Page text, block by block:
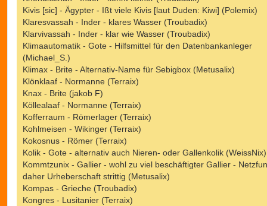
Kivis [sic] - Ägypter - Ißt viele Kivis [laut Duden: Kiwi] (Polemix)
Klaresvassah - Inder - klares Wasser (Troubadix)
Klarvivassah - Inder - klar wie Wasser (Troubadix)
Klimaautomatik - Gote - Hilfsmittel für den Datenbankanleger
(Michael_S.)
Klimax - Brite - Alternativ-Name für Sebigbox (Metusalix)
Klönklaaf - Normanne (Terraix)
Knax - Brite (jakob F)
Köllealaaf - Normanne (Terraix)
Kofferraum - Römerlager (Terraix)
Kohlmeisen - Wikinger (Terraix)
Kokosnus - Römer (Terraix)
Kolik - Gote - alternativ auch Nieren- oder Gallenkolik (WeissNix)
Kommtzunix - Gallier - wohl zu viel beschäftigter Gallier -
daher Urheberschaft strittig (Metusalix)
Kompas - Grieche (Troubadix)
Kongres - Lusitanier (Terraix)